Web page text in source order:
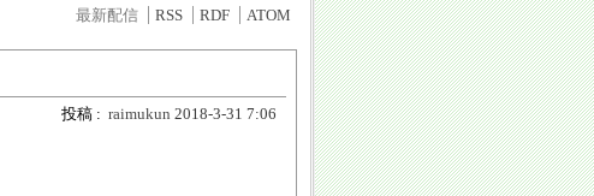
最新配信 RSS RDF ATOM
投稿 : raimukun 2018-3-31 7:06